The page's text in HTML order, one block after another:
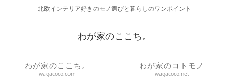
北欧インテリア好きのモノ選びと暮らしのワンポイント
わが家のここち。
わが家のここち。
wagacoco.com
わが家のコトモノ
wagacoco.net